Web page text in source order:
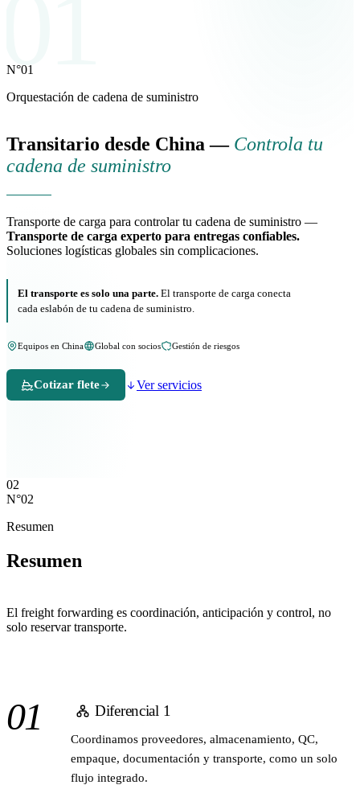
N°01
Orquestación de cadena de suministro
Transitario desde China — Controla tu
cadena de suministro
Transporte de carga para controlar tu cadena de suministro —
Transporte de carga experto para entregas confiables.
Soluciones logísticas globales sin complicaciones.
El transporte es solo una parte. El transporte de carga conecta
cada eslabón de tu cadena de suministro.
Equipos en China Global con socios Gestión de riesgos
Cotizar flete Ver servicios
02
N°02
Resumen
Resumen
El freight forwarding es coordinación, anticipación y control, no
solo reservar transporte.
01 Diferencial 1
Coordinamos proveedores, almacenamiento, QC,
empaque, documentación y transporte, como un solo
flujo integrado.